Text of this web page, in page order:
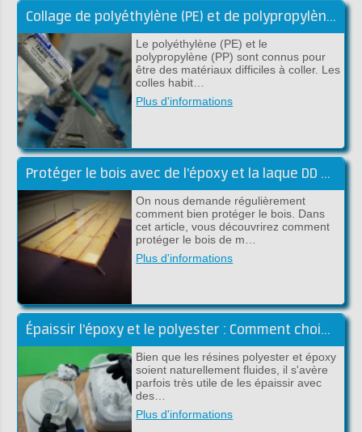
Collage de polyéthylène (PE) et de polypropylène (PP)
Le polyéthylène (PE) et le
polypropylène (PP) sont connus pour
être des matériaux difficiles à coller. Les
colles habit…
Plus d'informations
Protéger le bois avec de l'époxy et la laque DD Lak
On nous demande régulièrement
comment bien protéger le bois. Dans
cet article, vous découvrirez comment
protéger le bois de m…
Plus d'informations
Épaissir l'époxy et le polyester : Comment choisir la bonne charge !
Bien que les résines polyester et époxy
soient naturellement fluides, il s'avère
parfois très utile de les épaissir avec
des…
Plus d'informations